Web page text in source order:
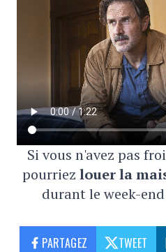
Si vous n'avez pas
pourriez louer la
durant le week-
PARTAGEZ TWEET